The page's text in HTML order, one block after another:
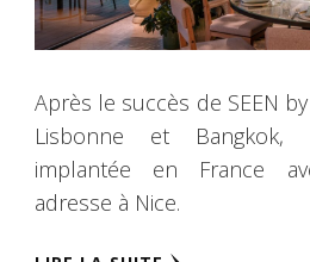
Après le succès de SEEN
Lisbonne et Bangkok,
implantée en France
adresse à Nice.